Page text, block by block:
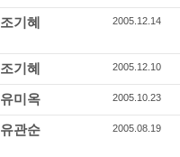
조기혜 2005.12.14
조기혜 2005.12.10
유미옥 2005.10.23
유관순 2005.08.19